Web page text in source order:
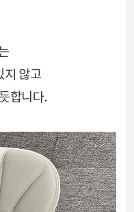
않고
합니다.